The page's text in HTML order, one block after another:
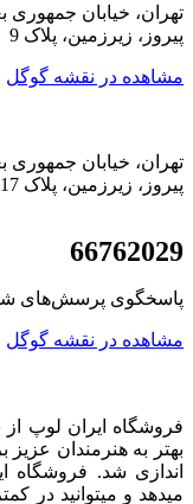
تهران، خیابان جمهوری
پیروز، زیرزمین، پلاک 9
مشاهده در نقشه گوگل
تهران، خیابان جمهوری
پیروز، زیرزمین، پلاک 17
66762029
پاسخگوی پرسش‌های
مشاهده در نقشه گوگل
بهتر به هنرمندان
اندازی شد.
میدهد و میتوانید در